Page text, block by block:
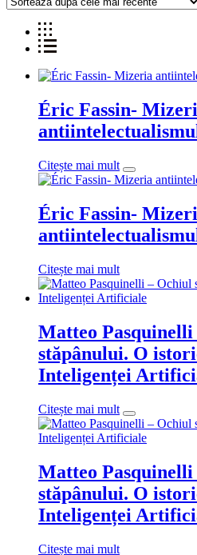
Éric Fassin-
Citește mai mult
Éric Fassin-
Citește mai mult
Matteo
stăpânului. O
Inteligenței
Citește mai mult
Matteo
stăpânului. O
Inteligenței
Citește mai mult